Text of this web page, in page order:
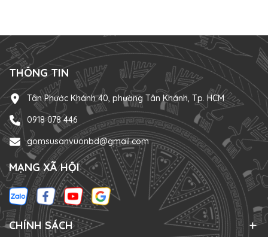
THÔNG TIN
Tân Phước Khánh 40, phường Tân Khánh, Tp. HCM
0918 078 446
gomsusanvuonbd@gmail.com
MẠNG XÃ HỘI
CHÍNH SÁCH